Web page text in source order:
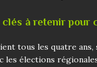
à retenir pour
tous les quatre ans,
les élections